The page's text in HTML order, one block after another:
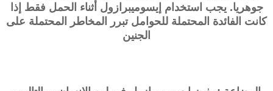
جوهريا. يجب استخدام إيسوميبرازول أثناء الحمل فقط إذا
كانت الفائدة المحتملة للحوامل تبرر المخاطر المحتملة على
الجنين